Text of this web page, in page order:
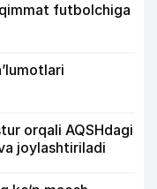
futbolchiga
orqali AQSHdagi
joylashtiriladi